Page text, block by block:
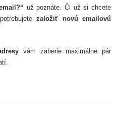
už poznáte. Či už si chcete
založiť novú emailovú
vám zaberie maximálne pár